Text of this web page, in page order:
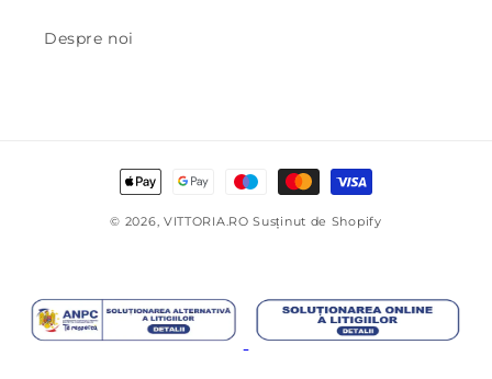
Despre noi
Metode
de
plată
© 2026, VITTORIA.RO Susținut de Shopify